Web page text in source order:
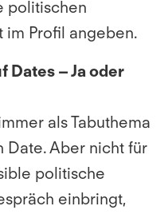
politischen
im Profil angeben.
Dates – Ja oder
als Tabuthema
Date. Aber nicht für
politische
einbringt,